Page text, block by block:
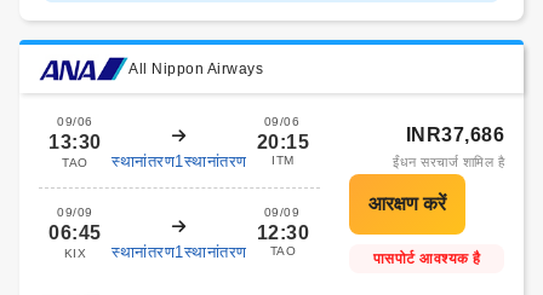
All Nippon Airways
09/06
13:30
TAO स्थानांतरण1स्थानांतरण
09/06
20:15
ITM
09/09
06:45
KIX स्थानांतरण1स्थानांतरण
09/09
12:30
TAO
INR37,686
ईंधन सरचार्ज शामिल है
पासपोर्ट आवश्यक है